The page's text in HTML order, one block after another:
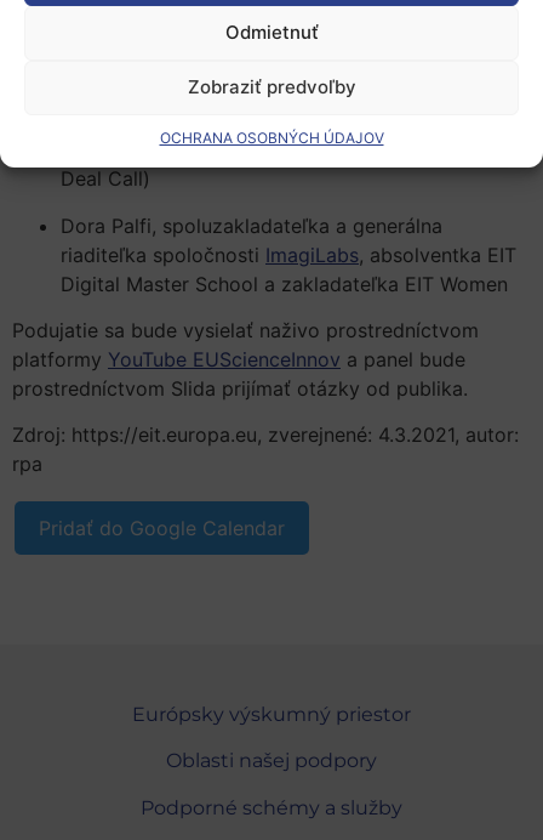
Odmietnuť
Zobraziť predvoľby
OCHRANA OSOBNÝCH ÚDAJOV
Magdalena Jander, spoluzakladateľka a generálna
organizáciami EIT Health a EIC Accelerator (Green
Deal Call)
Dora Palfi, spoluzakladateľka a generálna
riaditeľka spoločnosti ImagiLabs, absolventka EIT
Digital Master School a zakladateľka EIT Women
Podujatie sa bude vysielať naživo prostredníctvom
platformy YouTube EUScienceInnov a panel bude
prostredníctvom Slida prijímať otázky od publika.
Zdroj: https://eit.europa.eu, zverejnené: 4.3.2021, autor:
rpa
Pridať do Google Calendar
Európsky výskumný priestor
Oblasti našej podpory
Podporné schémy a služby